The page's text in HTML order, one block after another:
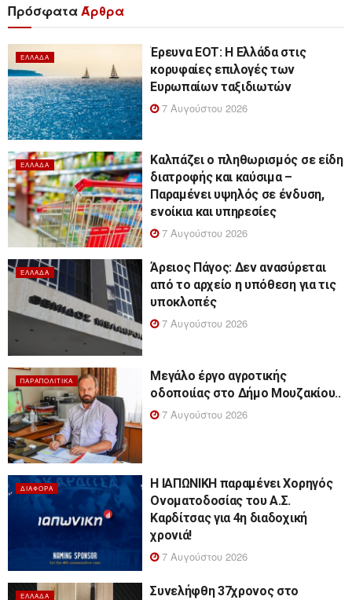
Πρόσφατα Άρθρα
ΕΛΛΆΔΑ
Έρευνα ΕΟΤ: Η Ελλάδα στις
κορυφαίες επιλογές των
Ευρωπαίων ταξιδιωτών
7 Αυγούστου 2026
ΕΛΛΆΔΑ
Καλπάζει ο πληθωρισμός σε είδη
διατροφής και καύσιμα –
Παραμένει υψηλός σε ένδυση,
ενοίκια και υπηρεσίες
7 Αυγούστου 2026
ΕΛΛΆΔΑ
Άρειος Πάγος: Δεν ανασύρεται
από το αρχείο η υπόθεση για τις
υποκλοπές
7 Αυγούστου 2026
ΠΑΡΑΠΟΛΙΤΙΚΆ
Μεγάλο έργο αγροτικής
οδοποιίας στο Δήμο Μουζακίου..
7 Αυγούστου 2026
ΔΙΆΦΟΡΑ
Η ΙΑΠΩΝΙΚΗ παραμένει Χορηγός
Ονοματοδοσίας του Α.Σ.
Καρδίτσας για 4η διαδοχική
χρονιά!
7 Αυγούστου 2026
ΕΛΛΆΔΑ Συνελήφθη 37χρονος στο